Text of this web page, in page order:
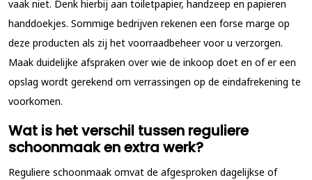
vaak niet. Denk hierbij aan toiletpapier, handzeep en papieren
handdoekjes. Sommige bedrijven rekenen een forse marge op
deze producten als zij het voorraadbeheer voor u verzorgen.
Maak duidelijke afspraken over wie de inkoop doet en of er een
opslag wordt gerekend om verrassingen op de eindafrekening te
voorkomen.
Wat is het verschil tussen reguliere
schoonmaak en extra werk?
Reguliere schoonmaak omvat de afgesproken dagelijkse of